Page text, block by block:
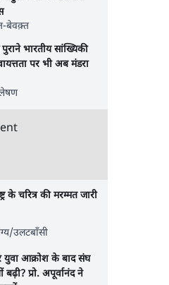
बेवक़्त
भारतीय सांख्यिकी
पर भी अब मंडरा
के चरित्र की मरम्मत जारी
उलटबाँसी
युवा आक्रोश के बाद संघ
प्रो. अपूर्वानंद ने